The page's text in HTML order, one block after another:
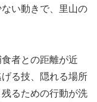
い動きで、里山の
者との距離が近
る技、隠れる場所
るための行動が洗